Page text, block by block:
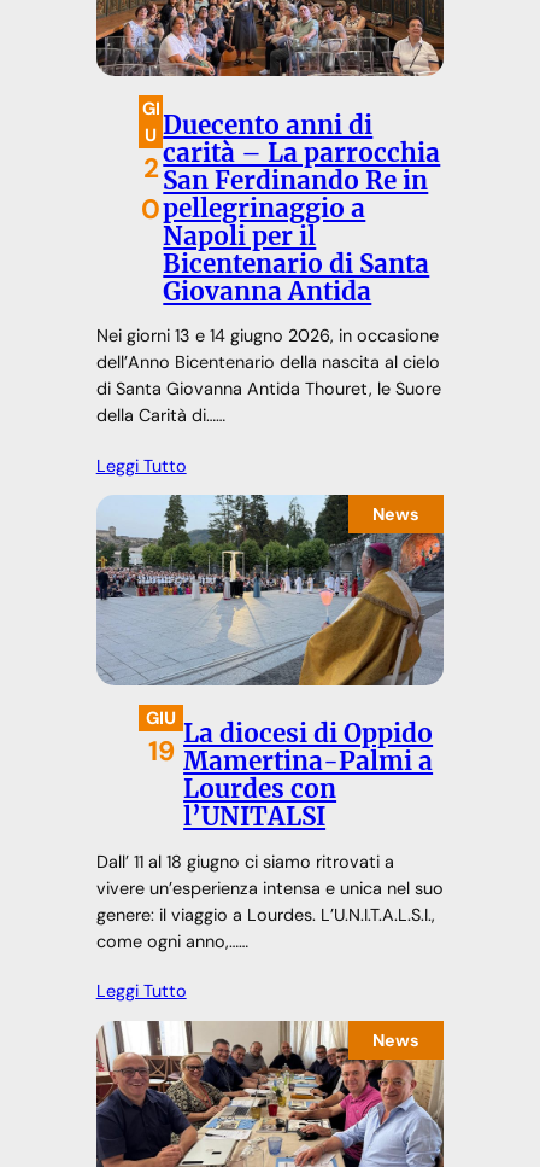
GI
U
2
0
Duecento anni di
carità – La parrocchia
San Ferdinando Re in
pellegrinaggio a
Napoli per il
Bicentenario di Santa
Giovanna Antida
Nei giorni 13 e 14 giugno 2026, in occasione
dell’Anno Bicentenario della nascita al cielo
di Santa Giovanna Antida Thouret, le Suore
della Carità di……
Leggi Tutto
News
GIU
19 La diocesi di Oppido
Mamertina-Palmi a
Lourdes con
l’UNITALSI
Dall’ 11 al 18 giugno ci siamo ritrovati a
vivere un’esperienza intensa e unica nel suo
genere: il viaggio a Lourdes. L’U.N.I.T.A.L.S.I.,
come ogni anno,……
Leggi Tutto
News